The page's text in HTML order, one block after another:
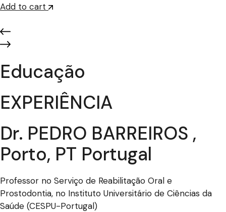
Add to cart
Educação
EXPERIÊNCIA
Dr. PEDRO BARREIROS ,
Porto, PT Portugal
Professor no Serviço de Reabilitação Oral e
Prostodontia, no Instituto Universitário de Ciências da
Saúde (CESPU-Portugal)